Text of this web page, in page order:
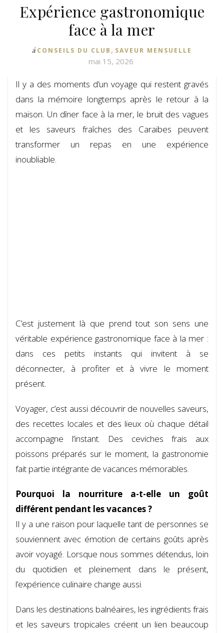
Expérience gastronomique
face à la mer
á CONSEILS DU CLUB , SAVEUR MENSUELLE
mai 15, 2026
Il y a des moments d’un voyage qui restent gravés
dans la mémoire longtemps après le retour à la
maison. Un dîner face à la mer, le bruit des vagues
et les saveurs fraîches des Caraïbes peuvent
transformer un repas en une expérience
inoubliable.
C’est justement là que prend tout son sens une
véritable expérience gastronomique face à la mer :
dans ces petits instants qui invitent à se
déconnecter, à profiter et à vivre le moment
présent.
Voyager, c’est aussi découvrir de nouvelles saveurs,
des recettes locales et des lieux où chaque détail
accompagne l’instant. Des ceviches frais aux
poissons préparés sur le moment, la gastronomie
fait partie intégrante de vacances mémorables.
Pourquoi la nourriture a-t-elle un goût
différent pendant les vacances ?
Il y a une raison pour laquelle tant de personnes se
souviennent avec émotion de certains goûts après
avoir voyagé. Lorsque nous sommes détendus, loin
du quotidien et pleinement dans le présent,
l’expérience culinaire change aussi.
Dans les destinations balnéaires, les ingrédients frais
et les saveurs tropicales créent un lien beaucoup